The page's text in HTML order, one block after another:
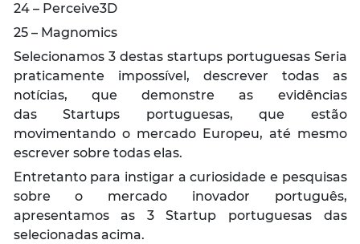
24 – Perceive3D
25 – Magnomics
Selecionamos 3 destas startups portuguesas Seria
praticamente impossível, descrever todas as
notícias, que demonstre as evidências
das Startups portuguesas, que estão
movimentando o mercado Europeu, até mesmo
escrever sobre todas elas.
Entretanto para instigar a curiosidade e pesquisas
sobre o mercado inovador português,
apresentamos as 3 Startup portuguesas das
selecionadas acima.